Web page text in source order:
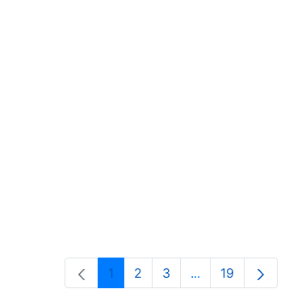
Páxina
1 Páxina
2 Páxina
3 ...PáxinasPáxina
19